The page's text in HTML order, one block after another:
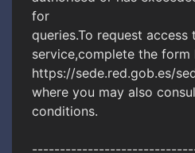
for
queries.To request access
service,complete the form
https://sede.red.gob.es/
where you may also
conditions.